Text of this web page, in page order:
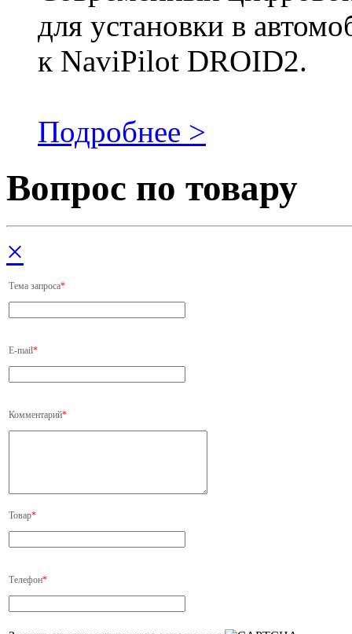
для установки в
к NaviPilot DROID2.
Подробнее >
Вопрос по товару
×
Тема запроса*
E-mail*
Комментарий*
Товар*
Телефон*